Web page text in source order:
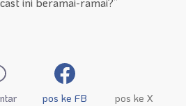
pos ke FB pos ke X